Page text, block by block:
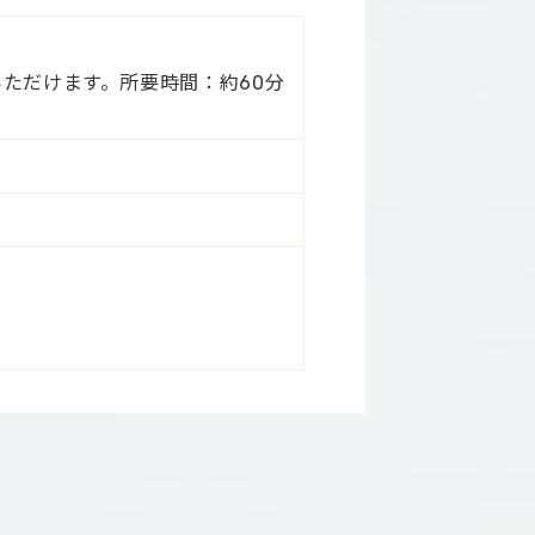
だけます。所要時間：約60分